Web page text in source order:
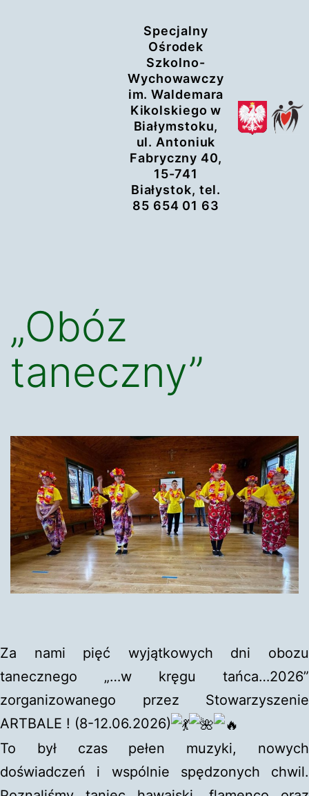
Specjalny
Ośrodek
Szkolno-
Wychowawczy
im. Waldemara
Kikolskiego w
Białymstoku,
ul. Antoniuk
Fabryczny 40,
15-741
Białystok, tel.
85 654 01 63
„Obóz
taneczny”
Za nami pięć wyjątkowych dni obozu
tanecznego „…w kręgu tańca…2026”
zorganizowanego przez Stowarzyszenie
ARTBALE ! (8-12.06.2026)
To był czas pełen muzyki, nowych
doświadczeń i wspólnie spędzonych chwil.